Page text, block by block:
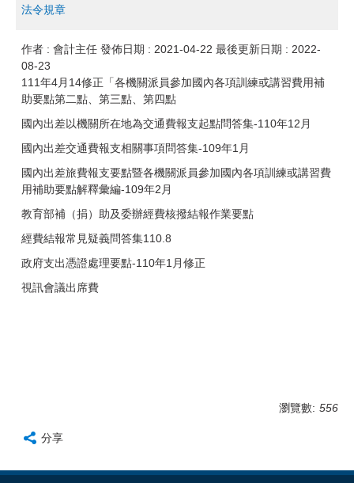
法令規章
作者 : 會計主任 發佈日期 : 2021-04-22 最後更新日期 : 2022-
08-23
111年4月14修正「各機關派員參加國內各項訓練或講習費用補
助要點第二點、第三點、第四點
國內出差以機關所在地為交通費報支起點問答集-110年12月
國內出差交通費報支相關事項問答集-109年1月
國內出差旅費報支要點暨各機關派員參加國內各項訓練或講習費
用補助要點解釋彙編-109年2月
教育部補（捐）助及委辦經費核撥結報作業要點
經費結報常見疑義問答集110.8
政府支出憑證處理要點-110年1月修正
視訊會議出席費
瀏覽數: 556
分享